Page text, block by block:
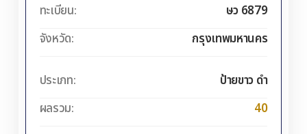
ทะเบียน:
ษว 6879
จังหวัด:
กรุงเทพมหานคร
ประเภท:
ป้ายขาว ดำ
ผลรวม:
40